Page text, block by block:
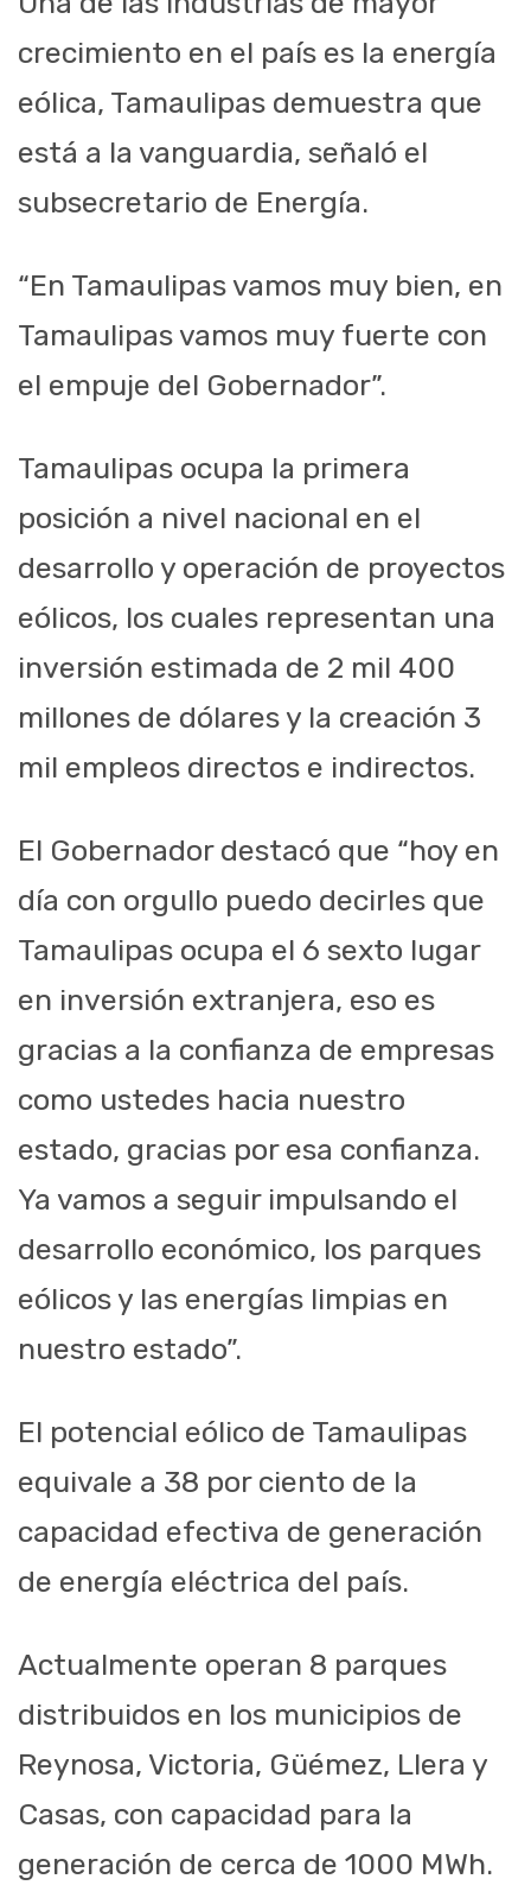
crecimiento en el país es la energía
eólica, Tamaulipas demuestra que
está a la vanguardia, señaló el
subsecretario de Energía.
“En Tamaulipas vamos muy bien, en
Tamaulipas vamos muy fuerte con
el empuje del Gobernador”.
Tamaulipas ocupa la primera
posición a nivel nacional en el
desarrollo y operación de proyectos
eólicos, los cuales representan una
inversión estimada de 2 mil 400
millones de dólares y la creación 3
mil empleos directos e indirectos.
El Gobernador destacó que “hoy en
día con orgullo puedo decirles que
Tamaulipas ocupa el 6 sexto lugar
en inversión extranjera, eso es
gracias a la confianza de empresas
como ustedes hacia nuestro
estado, gracias por esa confianza.
Ya vamos a seguir impulsando el
desarrollo económico, los parques
eólicos y las energías limpias en
nuestro estado”.
El potencial eólico de Tamaulipas
equivale a 38 por ciento de la
capacidad efectiva de generación
de energía eléctrica del país.
Actualmente operan 8 parques
distribuidos en los municipios de
Reynosa, Victoria, Güémez, Llera y
Casas, con capacidad para la
generación de cerca de 1000 MWh.